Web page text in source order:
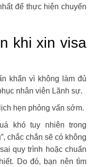
để thực hiện chuyến
khi xin visa
khẩn vì không làm đủ
nhân viên Lãnh sự.
hẹn phỏng vấn sớm.
khó tuy nhiên trong
chắc chắn sẽ có không
quy trình hoặc chuẩn
Do đó, bạn nên tìm